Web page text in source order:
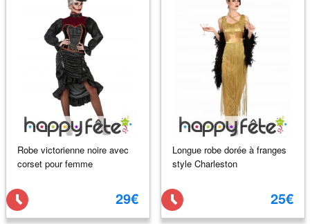
Robe victorienne noire avec
corset pour femme
29€
Longue robe dorée à franges
style Charleston
25€